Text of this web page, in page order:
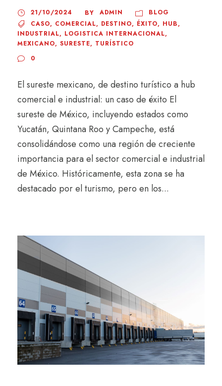
21/10/2024 BY ADMIN
BLOG
CASO, COMERCIAL, DESTINO, ÉXITO, HUB,
INDUSTRIAL, LOGISTICA INTERNACIONAL,
MEXICANO, SURESTE, TURÍSTICO
0
El sureste mexicano, de destino turístico a hub
comercial e industrial: un caso de éxito El
sureste de México, incluyendo estados como
Yucatán, Quintana Roo y Campeche, está
consolidándose como una región de creciente
importancia para el sector comercial e industrial
de México. Históricamente, esta zona se ha
destacado por el turismo, pero en los...